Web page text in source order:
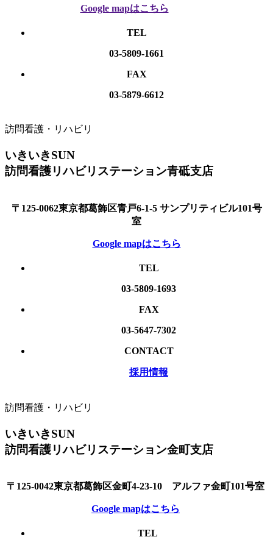
Google mapはこちら
TEL
03-5809-1661
FAX
03-5879-6612
訪問看護・リハビリ
いきいきSUN
訪問看護リハビリステーション青砥支店
〒125-0062東京都葛飾区青戸6-1-5 サンプリティビル101号
室
Google mapはこちら
TEL
03-5809-1693
FAX
03-5647-7302
CONTACT
採用情報
訪問看護・リハビリ
いきいきSUN
訪問看護リハビリステーション金町支店
〒125-0042東京都葛飾区金町4-23-10 アルファ金町101号室
Google mapはこちら
TEL